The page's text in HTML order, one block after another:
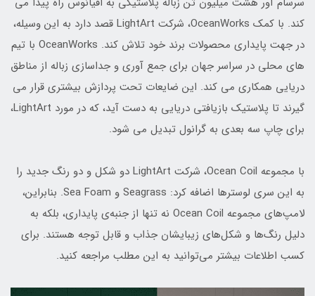
کند. با کمک OceanWorks، شرکت LightArt قصد دارد به این وسیله،
در جهت پایداری محصولات برند خود تلاش کند. OceanWorks با تیم
های محلی در سراسر جهان برای جمع آوری و جداسازی زباله از مناطق
دریایی همکاری می کند. این ضایعات تحت پردازش بیشتری قرار می
گیرند تا پلاستیک بازیافتی دریایی به دست آید، که در مورد LightArt،
برای چاپ سه بعدی به گرانول تبدیل می شود.
با مجموعه Ocean Coil، شرکت LightArt دو شکل و دو رنگ جدید را
به این سری لوسترها اضافه کرد: Seagrass و Sea Foam. بنابراین،
لامپ‌های مجموعه Ocean Coil نه تنها از جنبه‌ی پایداری، بلکه به
دلیل رنگ‌ها و شکل‌های زیبایشان جذاب و قابل توجه هستند. برای
کسب اطلاعات بیشتر می‌توانید به این مطلب مراجعه کنید.